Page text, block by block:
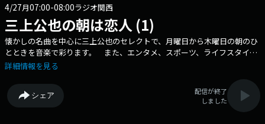
4/27月07:00-08:00ラジオ関西
三上公也の朝は恋人 (1)
懐かしの名曲を中心に三上公也のセレクトで、月曜日から木曜日の朝のひ
とときを音楽で彩ります。 また、エンタメ、スポーツ、ライフスタイル
など、一日の始まりに入れておきたい情報もお伝えします。 出演者：
ツニュースを三上が熱く！ 7:41 快適生活ラジオショッピング 8:00
ニュース 8:05 交通情報 ▼特集 洋楽編 毎回テーマに合わせて選
曲！リクエストも受け付けています！ ・「自由・フリー」タイトルソン
詳細情報を見る
シェア
配信が終了
しました